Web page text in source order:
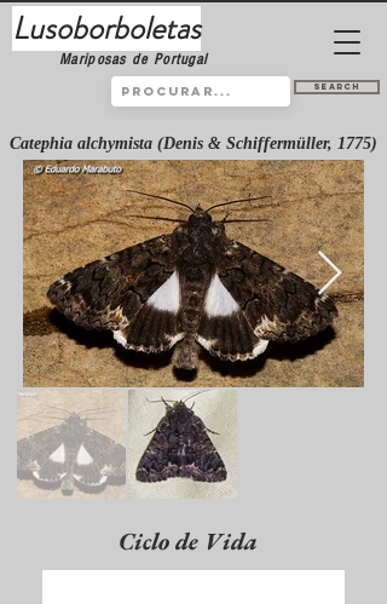
Lusoborboletas
Mariposas de Portugal
Search
Catephia alchymista (Denis & Schiffermüller, 1775)
Ciclo de Vida